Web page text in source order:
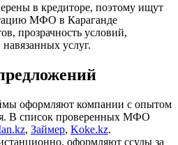
в кредиторе, поэтому ищут
МФО в Караганде
прозрачность условий,
услуг.
оформляют компании с опытом
В список проверенных МФО
, Займер, Koke.kz.
оформляют ссуды за